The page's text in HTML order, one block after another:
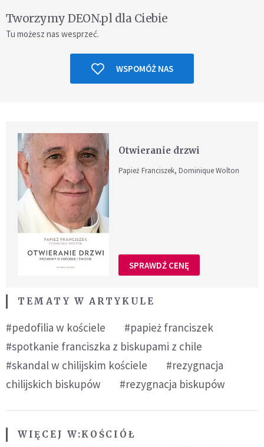
Tworzymy DEON.pl dla Ciebie
Tu możesz nas wesprzeć.
WSPOMÓŻ NAS
Otwieranie drzwi
Papież Franciszek, Dominique Wolton
SPRAWDŹ CENĘ
TEMATY W ARTYKULE
#pedofilia w kościele
#papież franciszek
#spotkanie franciszka z biskupami z chile
#skandal w chilijskim kościele
#rezygnacja
chilijskich biskupów
#rezygnacja biskupów
WIĘCEJ W:KOŚCIÓŁ